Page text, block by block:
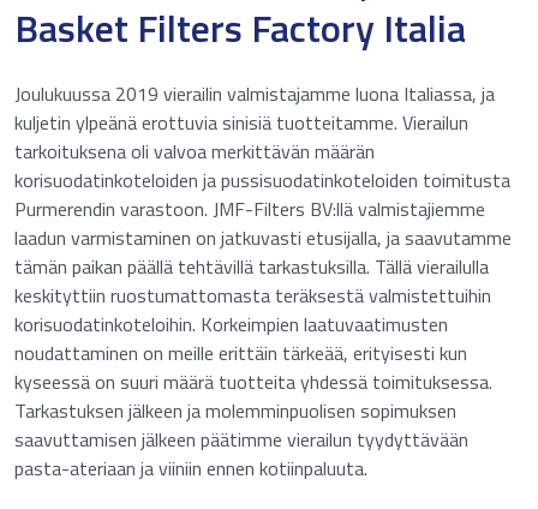
Basket Filters Factory Italia
Joulukuussa 2019 vierailin valmistajamme luona Italiassa, ja
kuljetin ylpeänä erottuvia sinisiä tuotteitamme. Vierailun
tarkoituksena oli valvoa merkittävän määrän
korisuodatinkoteloiden ja pussisuodatinkoteloiden toimitusta
Purmerendin varastoon. JMF-Filters BV:llä valmistajiemme
laadun varmistaminen on jatkuvasti etusijalla, ja saavutamme
tämän paikan päällä tehtävillä tarkastuksilla. Tällä vierailulla
keskityttiin ruostumattomasta teräksestä valmistettuihin
korisuodatinkoteloihin. Korkeimpien laatuvaatimusten
noudattaminen on meille erittäin tärkeää, erityisesti kun
kyseessä on suuri määrä tuotteita yhdessä toimituksessa.
Tarkastuksen jälkeen ja molemminpuolisen sopimuksen
saavuttamisen jälkeen päätimme vierailun tyydyttävään
pasta-ateriaan ja viiniin ennen kotiinpaluuta.